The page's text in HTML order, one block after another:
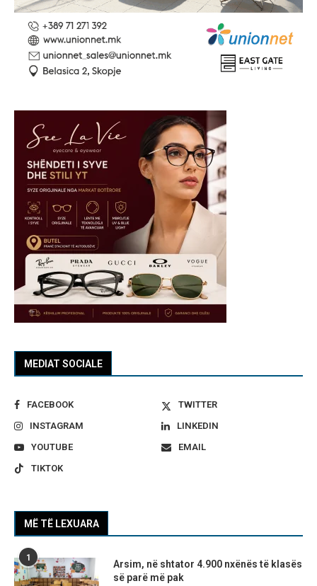
MEDIAT SOCIALE
FACEBOOK
TWITTER
INSTAGRAM
LINKEDIN
YOUTUBE
EMAIL
TIKTOK
MË TË LEXUARA
1
Arsim, në shtator 4.900 nxënës të klasës
së parë më pak